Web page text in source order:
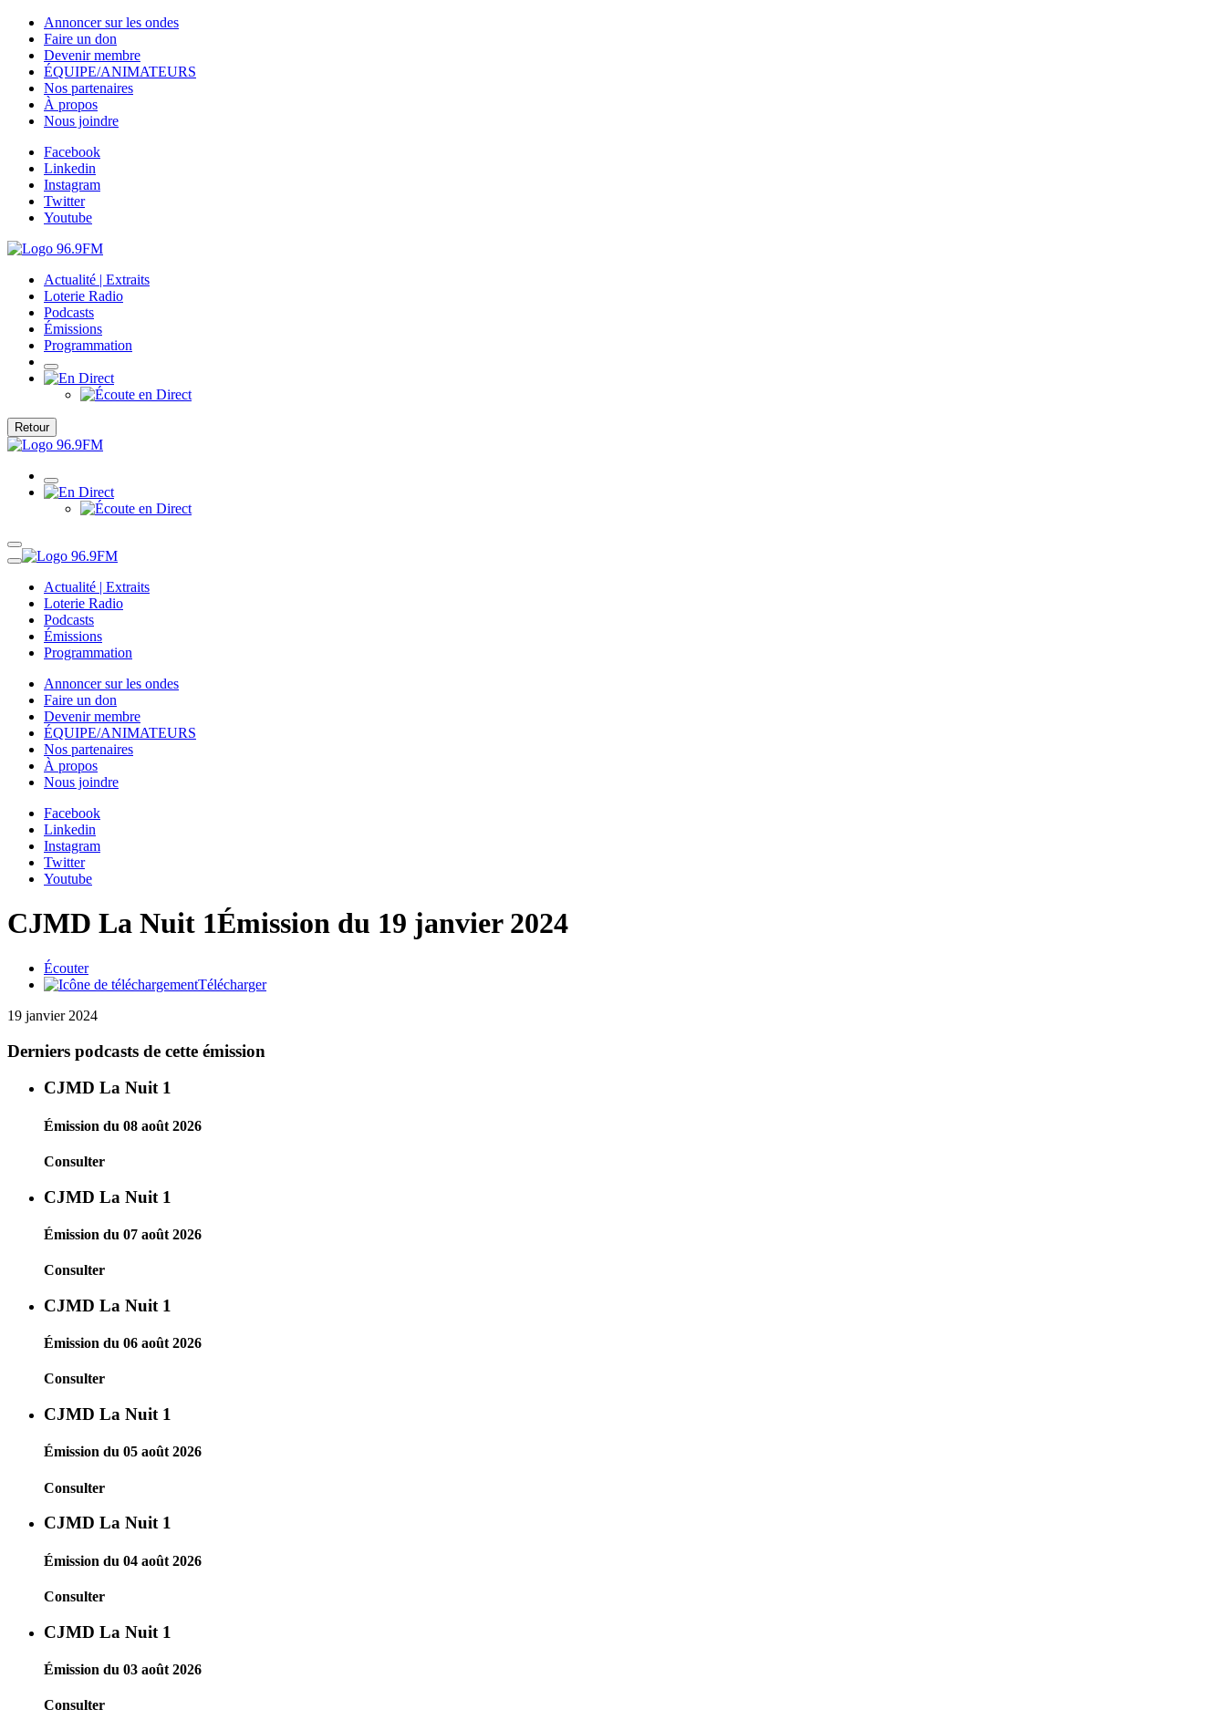
Annoncer sur les ondes
Faire un don
Devenir membre
ÉQUIPE/ANIMATEURS
Nos partenaires
À propos
Nous joindre
Facebook
Linkedin
Instagram
Twitter
Youtube
Actualité | Extraits
Loterie Radio
Podcasts
Émissions
Programmation
Retour
Actualité | Extraits
Loterie Radio
Podcasts
Émissions
Programmation
Annoncer sur les ondes
Faire un don
Devenir membre
ÉQUIPE/ANIMATEURS
Nos partenaires
À propos
Nous joindre
Facebook
Linkedin
Instagram
Twitter
Youtube
CJMD La Nuit 1Émission du 19 janvier 2024
Écouter
Télécharger
19 janvier 2024
Derniers podcasts de cette émission
CJMD La Nuit 1
Émission du 08 août 2026
Consulter
CJMD La Nuit 1
Émission du 07 août 2026
Consulter
CJMD La Nuit 1
Émission du 06 août 2026
Consulter
CJMD La Nuit 1
Émission du 05 août 2026
Consulter
CJMD La Nuit 1
Émission du 04 août 2026
Consulter
CJMD La Nuit 1
Émission du 03 août 2026
Consulter